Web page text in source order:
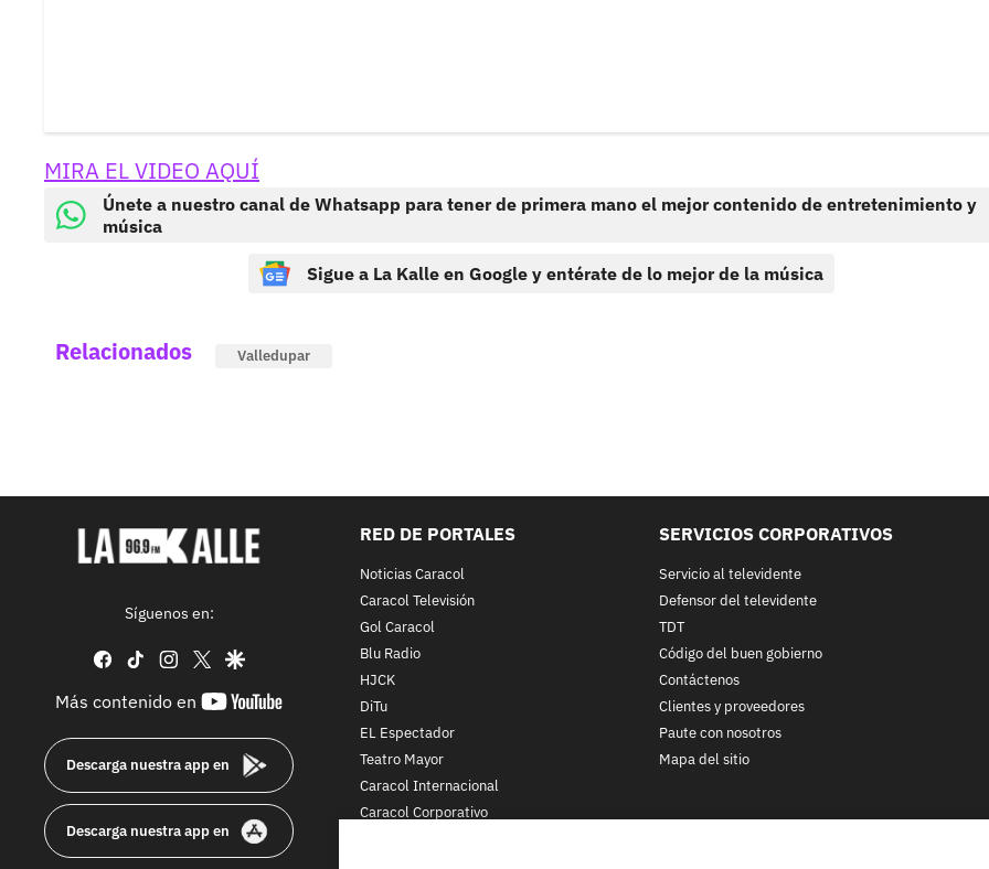
MIRA EL VIDEO AQUÍ
Únete a nuestro canal de Whatsapp para tener de primera mano el mejor contenido de entretenimiento y
música
Sigue a La Kalle en Google y entérate de lo mejor de la música
Relacionados Valledupar
Síguenos en:
facebook
tiktok instagram
twittergoogle
Más contenido en
youtube-
Descarga nuestra app en
Descarga nuestra app en
RED DE PORTALES
Noticias Caracol
Caracol Televisión
Gol Caracol
Blu Radio
HJCK
DiTu
EL Espectador
Teatro Mayor
Caracol Internacional
Caracol Corporativo
SERVICIOS CORPORATIVOS
Servicio al televidente
Defensor del televidente
TDT
Código del buen gobierno
Contáctenos
Clientes y proveedores
Paute con nosotros
Mapa del sitio